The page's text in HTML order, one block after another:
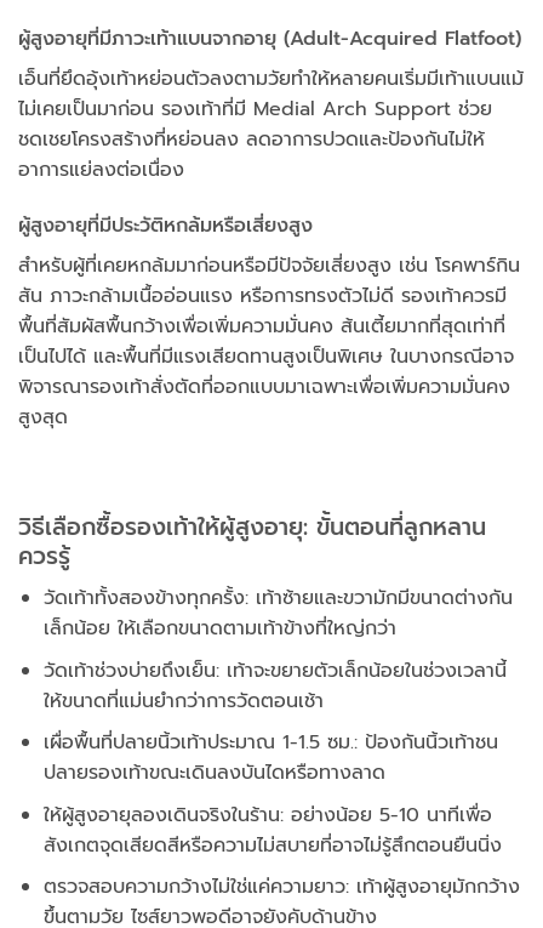
ผู้สูงอายุที่มีภาวะเท้าแบนจากอายุ (Adult-Acquired Flatfoot)
เอ็นที่ยึดอุ้งเท้าหย่อนตัวลงตามวัยทำให้หลายคนเริ่มมีเท้าแบนแม้
ไม่เคยเป็นมาก่อน รองเท้าที่มี Medial Arch Support ช่วย
ชดเชยโครงสร้างที่หย่อนลง ลดอาการปวดและป้องกันไม่ให้
อาการแย่ลงต่อเนื่อง
ผู้สูงอายุที่มีประวัติหกล้มหรือเสี่ยงสูง
สำหรับผู้ที่เคยหกล้มมาก่อนหรือมีปัจจัยเสี่ยงสูง เช่น โรคพาร์กิน
สัน ภาวะกล้ามเนื้ออ่อนแรง หรือการทรงตัวไม่ดี รองเท้าควรมี
พื้นที่สัมผัสพื้นกว้างเพื่อเพิ่มความมั่นคง ส้นเตี้ยมากที่สุดเท่าที่
เป็นไปได้ และพื้นที่มีแรงเสียดทานสูงเป็นพิเศษ ในบางกรณีอาจ
พิจารณารองเท้าสั่งตัดที่ออกแบบมาเฉพาะเพื่อเพิ่มความมั่นคง
สูงสุด
วิธีเลือกซื้อรองเท้าให้ผู้สูงอายุ: ขั้นตอนที่ลูกหลาน
ควรรู้
วัดเท้าทั้งสองข้างทุกครั้ง: เท้าซ้ายและขวามักมีขนาดต่างกัน
เล็กน้อย ให้เลือกขนาดตามเท้าข้างที่ใหญ่กว่า
วัดเท้าช่วงบ่ายถึงเย็น: เท้าจะขยายตัวเล็กน้อยในช่วงเวลานี้
ให้ขนาดที่แม่นยำกว่าการวัดตอนเช้า
เผื่อพื้นที่ปลายนิ้วเท้าประมาณ 1-1.5 ซม.: ป้องกันนิ้วเท้าชน
ปลายรองเท้าขณะเดินลงบันไดหรือทางลาด
ให้ผู้สูงอายุลองเดินจริงในร้าน: อย่างน้อย 5-10 นาทีเพื่อ
สังเกตจุดเสียดสีหรือความไม่สบายที่อาจไม่รู้สึกตอนยืนนิ่ง
ตรวจสอบความกว้างไม่ใช่แค่ความยาว: เท้าผู้สูงอายุมักกว้าง
ขึ้นตามวัย ไซส์ยาวพอดีอาจยังคับด้านข้าง